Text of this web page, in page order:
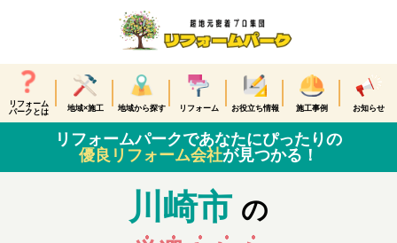
リフォーム
パークとは
地域×施工 地域から探す リフォーム お役立ち情報 施工事例 お知らせ
リフォームパークであなたにぴったりの
優良リフォーム会社が見つかる！
川崎市 の